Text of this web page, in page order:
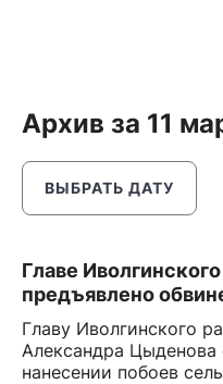
Архив за 11
ВЫБРАТЬ ДАТУ
Главе
предъявлено
Главу Иволгинского
Александра Цыденова
нанесении побоев